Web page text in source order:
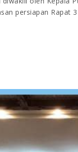
persiapan Rapat